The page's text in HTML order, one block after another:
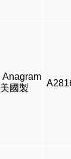
Anagram
美國製